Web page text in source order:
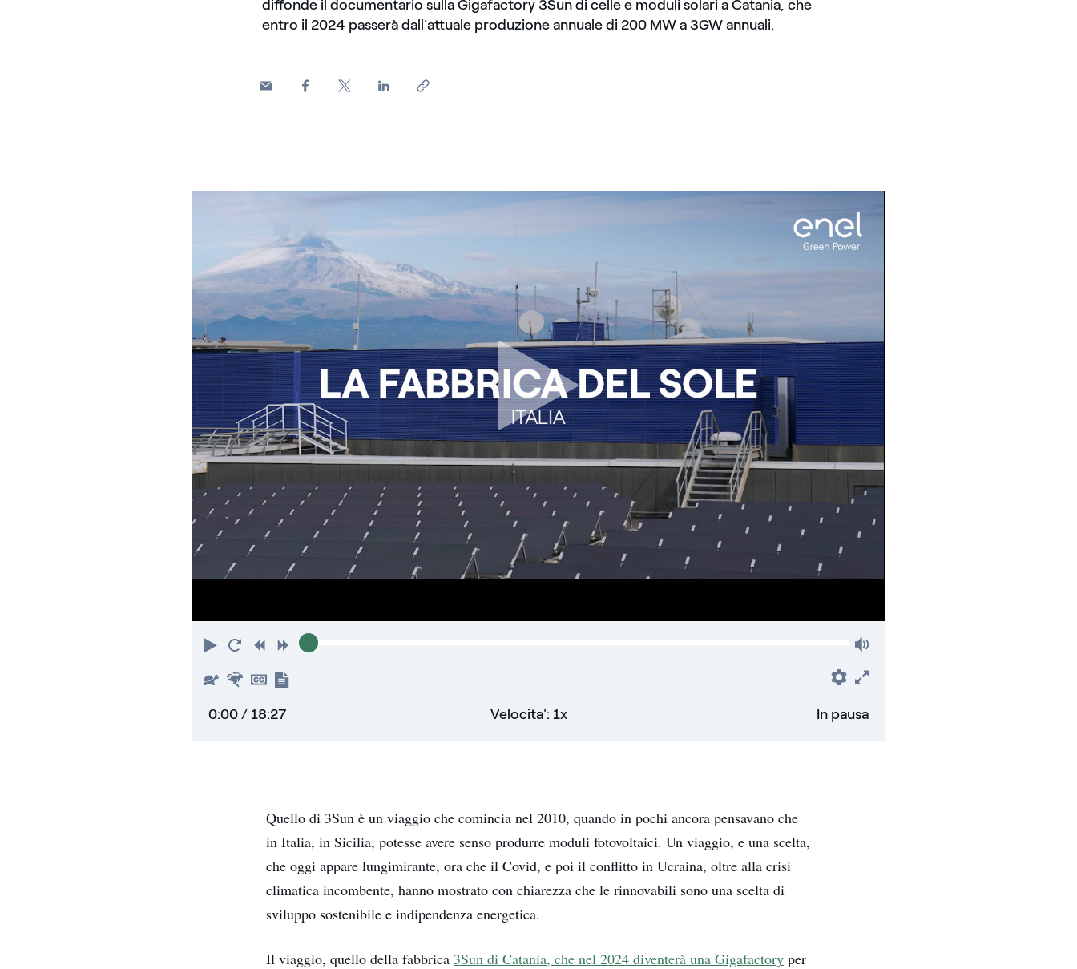
diffonde il documentario sulla Gigafactory 3Sun di celle e moduli solari a Catania, che
entro il 2024 passerà dall’attuale produzione annuale di 200 MW a 3GW annuali.
Riproduci
TornaIndietro
Avanti
Piu'
lento
Piu'
veloce
Nascondi
sottotitoli
trascrizione
Preferenze
0:00/ 18:27 Velocita': 1x In pausa
Quello di 3Sun è un viaggio che comincia nel 2010, quando in pochi ancora pensavano che
in Italia, in Sicilia, potesse avere senso produrre moduli fotovoltaici. Un viaggio, e una scelta,
che oggi appare lungimirante, ora che il Covid, e poi il conflitto in Ucraina, oltre alla crisi
climatica incombente, hanno mostrato con chiarezza che le rinnovabili sono una scelta di
sviluppo sostenibile e indipendenza energetica.
Il viaggio, quello della fabbrica 3Sun di Catania, che nel 2024 diventerà una Gigafactory per